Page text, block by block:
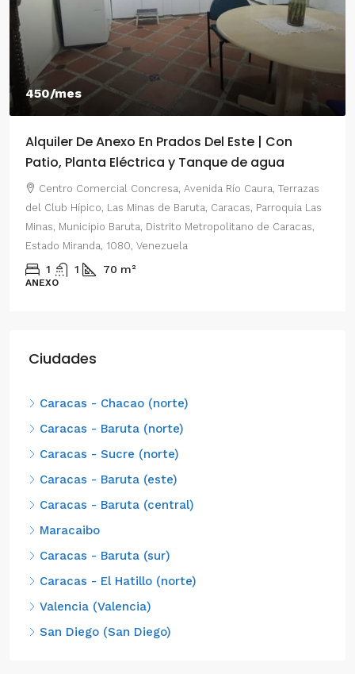
450/mes
Alquiler De Anexo En Prados Del Este | Con
Patio, Planta Eléctrica y Tanque de agua
Centro Comercial Concresa, Avenida Río Caura, Terrazas
del Club Hípico, Las Minas de Baruta, Caracas, Parroquia Las
Minas, Municipio Baruta, Distrito Metropolitano de Caracas,
Estado Miranda, 1080, Venezuela
1 1 70 m²
ANEXO
Ciudades
Caracas - Chacao (norte)
Caracas - Baruta (norte)
Caracas - Sucre (norte)
Caracas - Baruta (este)
Caracas - Baruta (central)
Maracaibo
Caracas - Baruta (sur)
Caracas - El Hatillo (norte)
Valencia (Valencia)
San Diego (San Diego)